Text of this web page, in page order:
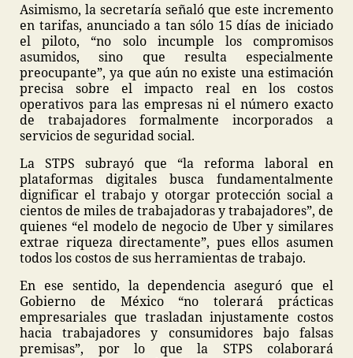
Asimismo, la secretaría señaló que este incremento
en tarifas, anunciado a tan sólo 15 días de iniciado
el piloto, “no solo incumple los compromisos
asumidos, sino que resulta especialmente
preocupante”, ya que aún no existe una estimación
precisa sobre el impacto real en los costos
operativos para las empresas ni el número exacto
de trabajadores formalmente incorporados a
servicios de seguridad social.
La STPS subrayó que “la reforma laboral en
plataformas digitales busca fundamentalmente
dignificar el trabajo y otorgar protección social a
cientos de miles de trabajadoras y trabajadores”, de
quienes “el modelo de negocio de Uber y similares
extrae riqueza directamente”, pues ellos asumen
todos los costos de sus herramientas de trabajo.
En ese sentido, la dependencia aseguró que el
Gobierno de México “no tolerará prácticas
empresariales que trasladan injustamente costos
hacia trabajadores y consumidores bajo falsas
premisas”, por lo que la STPS colaborará